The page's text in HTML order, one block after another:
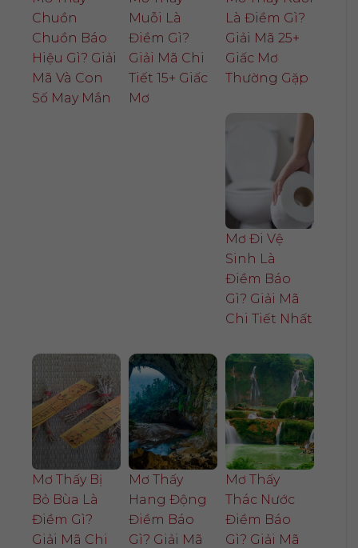
Chuồn
Chuồn Báo
Hiệu Gì? Giải
Mã Và Con
Số May Mắn
Muỗi Là
Điềm Gì?
Giải Mã Chi
Tiết 15+ Giấc
Mơ
Là Điềm Gì?
Giải Mã 25+
Giấc Mơ
Thường Gặp
Mơ Đi Vệ
Sinh Là
Điềm Báo
Gì? Giải Mã
Chi Tiết Nhất
Mơ Thấy Bị
Bỏ Bùa Là
Điềm Gì?
Giải Mã Chi
Mơ Thấy
Hang Động
Điềm Báo
Gì? Giải Mã
Mơ Thấy
Thác Nước
Điềm Báo
Gì? Giải Mã